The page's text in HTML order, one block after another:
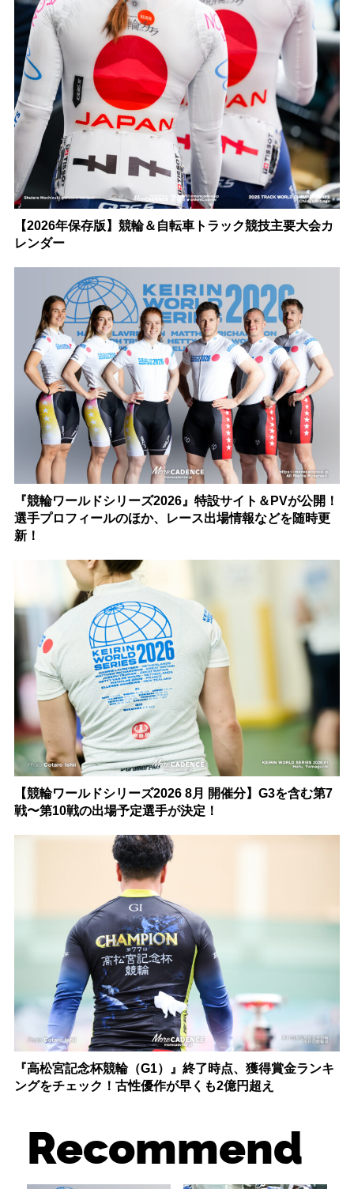
【2026年保存版】競輪＆自転車トラック競技主要大会カ
レンダー
『競輪ワールドシリーズ2026』特設サイト＆PVが公開！
選手プロフィールのほか、レース出場情報などを随時更
新！
【競輪ワールドシリーズ2026 8月 開催分】G3を含む第7
戦〜第10戦の出場予定選手が決定！
『高松宮記念杯競輪（G1）』終了時点、獲得賞金ランキ
ングをチェック！古性優作が早くも2億円超え
Recommend